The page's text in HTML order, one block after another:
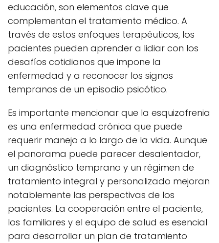
educación, son elementos clave que
complementan el tratamiento médico. A
través de estos enfoques terapéuticos, los
pacientes pueden aprender a lidiar con los
desafíos cotidianos que impone la
enfermedad y a reconocer los signos
tempranos de un episodio psicótico.
Es importante mencionar que la esquizofrenia
es una enfermedad crónica que puede
requerir manejo a lo largo de la vida. Aunque
el panorama puede parecer desalentador,
un diagnóstico temprano y un régimen de
tratamiento integral y personalizado mejoran
notablemente las perspectivas de los
pacientes. La cooperación entre el paciente,
los familiares y el equipo de salud es esencial
para desarrollar un plan de tratamiento